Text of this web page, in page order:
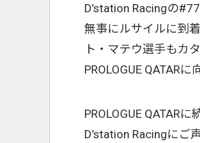
D’station Racingの
無事にルサイルに到
ト・マテウ選手もカ
PROLOGUE QATAR
PROLOGUE QATAR
D’station Racingにご